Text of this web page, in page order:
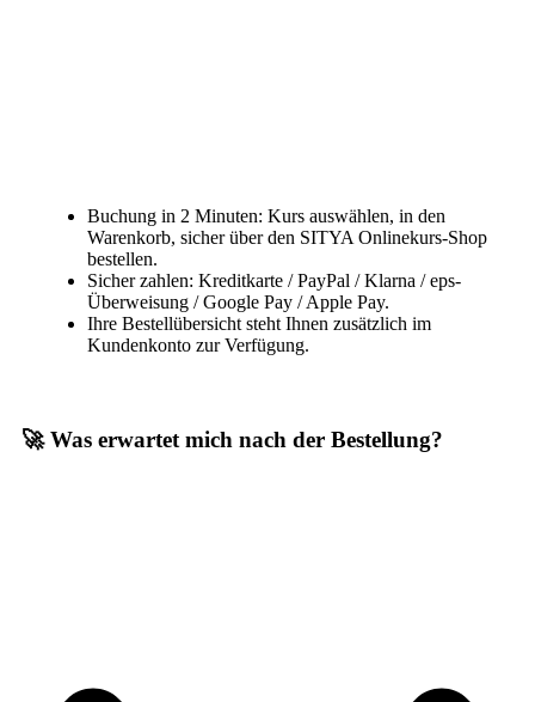
Buchung in 2 Minuten: Kurs auswählen, in den
Warenkorb, sicher über den SITYA Onlinekurs-Shop
bestellen.
Sicher zahlen: Kreditkarte / PayPal / Klarna / eps-
Überweisung / Google Pay / Apple Pay.
Ihre Bestellübersicht steht Ihnen zusätzlich im
Kundenkonto zur Verfügung.
🚀 Was erwartet mich nach der Bestellung?